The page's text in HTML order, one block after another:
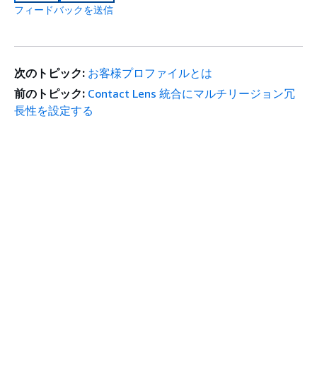
フィードバックを送信
次のトピック: お客様プロファイルとは
前のトピック: Contact Lens 統合にマルチリージョン冗
長性を設定する